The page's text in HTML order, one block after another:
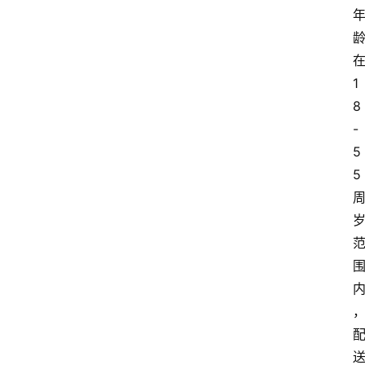
年
龄
在
1
8
-
5
5
周
岁
范
围
内
，
配
送